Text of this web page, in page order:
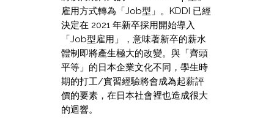
雇用方式轉為「Job型」。KDDI 已經
決定在 2021 年新卒採用開始導入
「Job型雇用」，意味著新卒的薪水
體制即將產生極大的改變。與「齊頭
平等」的日本企業文化不同，學生時
期的打工/實習經驗將會成為起薪評
價的要素，在日本社會裡也造成很大
的迴響。